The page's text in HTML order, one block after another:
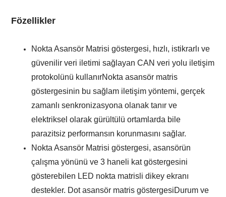
Fözellikler
Nokta Asansör Matrisi göstergesi, hızlı, istikrarlı ve
güvenilir veri iletimi sağlayan CAN veri yolu iletişim
protokolünü kullanırNokta asansör matris
göstergesinin bu sağlam iletişim yöntemi, gerçek
zamanlı senkronizasyona olanak tanır ve
elektriksel olarak gürültülü ortamlarda bile
parazitsiz performansın korunmasını sağlar.
Nokta Asansör Matrisi göstergesi, asansörün
çalışma yönünü ve 3 haneli kat göstergesini
gösterebilen LED nokta matrisli dikey ekranı
destekler. Dot asansör matris göstergesiDurum ve